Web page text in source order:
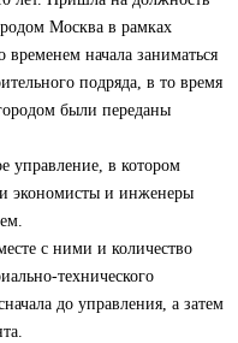
Москва в рамках
начала заниматься
подряда, в то время
были переданы
управление, в котором
экономисты и инженеры
с ними и количество
технического
до управления, а затем